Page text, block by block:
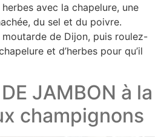
avec la chapelure, une
du sel et du poivre.
de Dijon, puis roulez-
et d’herbes pour qu’il
JAMBON à la
champignons